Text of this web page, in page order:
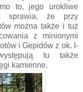
to, jego urokliwe
sprawia, że przy
można także i tuż
z minionymi
i Gepidów z ok. I-
tu także
kamienne.